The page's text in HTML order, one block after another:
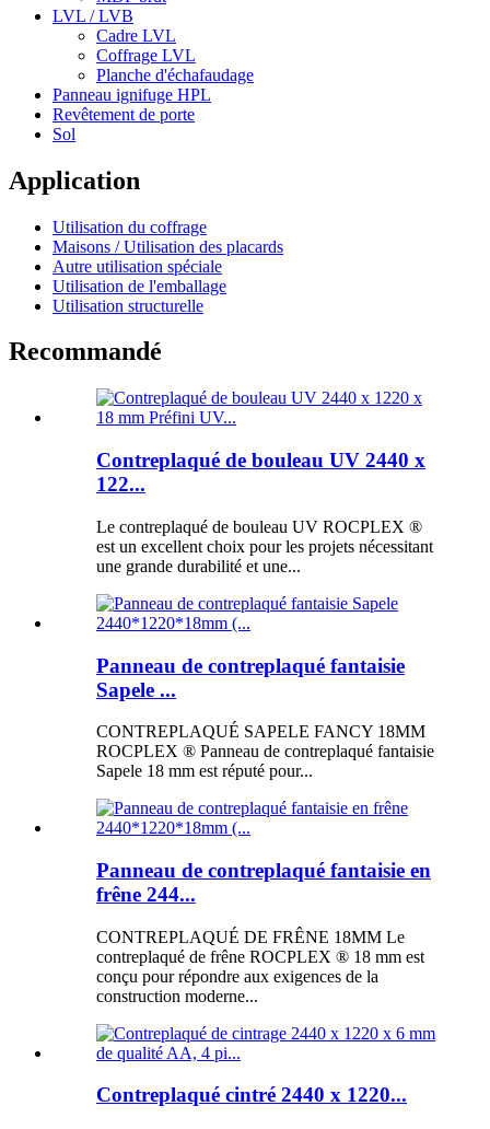
LVL / LVB
Cadre LVL
Coffrage LVL
Planche d'échafaudage
Panneau ignifuge HPL
Revêtement de porte
Sol
Application
Utilisation du coffrage
Maisons / Utilisation des placards
Autre utilisation spéciale
Utilisation de l'emballage
Utilisation structurelle
Recommandé
Contreplaqué de bouleau UV 2440 x
122...
Le contreplaqué de bouleau UV ROCPLEX ®
est un excellent choix pour les projets nécessitant
une grande durabilité et une...
Panneau de contreplaqué fantaisie
Sapele ...
CONTREPLAQUÉ SAPELE FANCY 18MM
ROCPLEX ® Panneau de contreplaqué fantaisie
Sapele 18 mm est réputé pour...
Panneau de contreplaqué fantaisie en
frêne 244...
CONTREPLAQUÉ DE FRÊNE 18MM Le
contreplaqué de frêne ROCPLEX ® 18 mm est
conçu pour répondre aux exigences de la
construction moderne...
Contreplaqué cintré 2440 x 1220...